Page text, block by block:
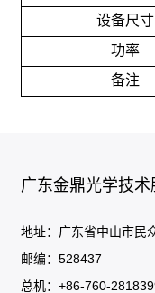
设备尺寸
功率
备注
广东金鼎光学技术
地址：广东省中山市民
邮编：528437
总机：+86-760-